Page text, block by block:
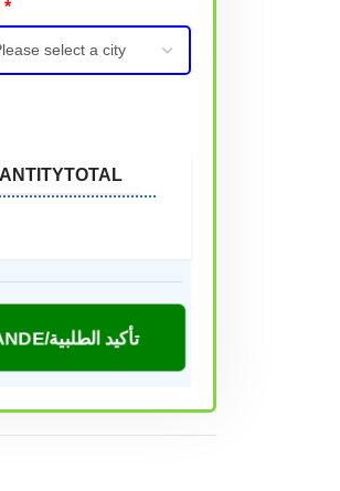
*
TOTAL
CONFIRMER LA COMMANDE/تأكيد الطلبية